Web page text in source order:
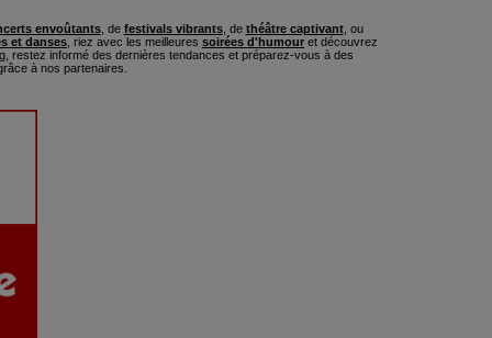
envoûtants, de festivals vibrants, de théâtre captivant, ou
et danses , riez avec les meilleures soirées d'humour et découvrez
restez informé des dernières tendances et préparez-vous à des
à nos partenaires.